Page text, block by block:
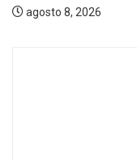
agosto 8, 2026